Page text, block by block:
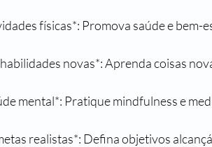
físicas*: Promova saúde e bem-
novas*: Aprenda coisas
mental*: Pratique mindfulness e
realistas*: Defina objetivos